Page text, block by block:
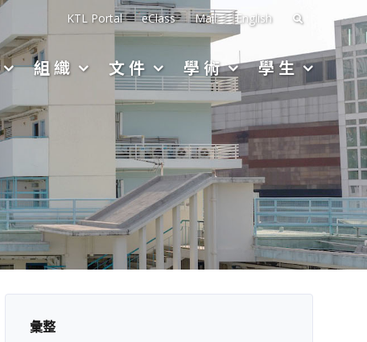
KTL Portal eClass Mail English
搜
尋
關
於：
組織 文件 學術 學生
彙整